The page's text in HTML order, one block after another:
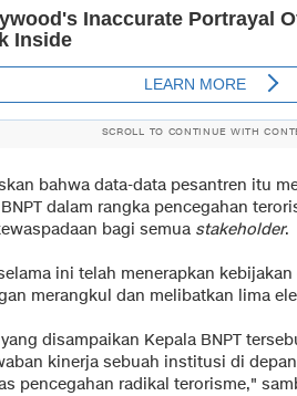
SCROLL TO CONTINUE WITH
bahwa data-data pesantren itu
dalam rangka pencegahan
bagi semua stakeholder.
ini telah menerapkan
merangkul dan melibatkan lima
disampaikan Kepala BNPT
kinerja sebuah institusi di
pencegahan radikal terorisme,"